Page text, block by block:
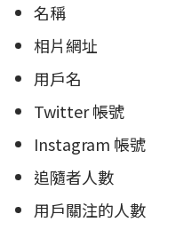
名稱
相片網址
用戶名
Twitter 帳號
Instagram 帳號
追隨者人數
用戶關注的人數